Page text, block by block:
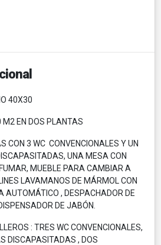
40X30
M2 EN DOS PLANTAS
CON 3 WC CONVENCIONALES Y UN
UNA MESA CON
MUEBLE PARA CAMBIAR A
LAVAMANOS DE MÁRMOL CON
AUTOMÁTICO , DESPACHADOR DE
DE JABÓN.
: TRES WC CONVENCIONALES,
DISCAPASITADAS , DOS